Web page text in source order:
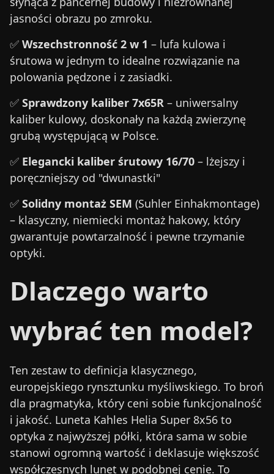
jasności obrazu po zmroku.
✅ Wszechstronność 2 w 1 – lufa kulowa i
śrutowa w jednym to idealne rozwiązanie na
polowania pędzone i z zasiadki.
✅ Sprawdzony kaliber 7x65R – uniwersalny
kaliber kulowy, doskonały na każdą zwierzynę
grubą występującą w Polsce.
✅ Elegancki kaliber śrutowy 16/70 – lżejszy i
poręczniejszy od "dwunastki"
✅ Solidny montaż SEM (Suhler Einhakmontage)
– klasyczny, niemiecki montaż hakowy, który
gwarantuje powtarzalność i pewne trzymanie
optyki.
Dlaczego warto
wybrać ten model?
Ten zestaw to definicja klasycznego,
europejskiego rynsztunku myśliwskiego. To broń
dla pragmatyka, który ceni sobie funkcjonalność
i jakość. Luneta Kahles Helia Super 8x56 to
optyka z najwyższej półki, która sama w sobie
stanowi ogromną wartość i deklasuje większość
współczesnych lunet w podobnej cenie. To